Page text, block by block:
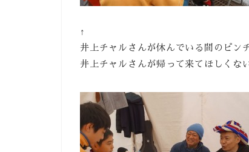
↑
井上チャルさんが休んでいる間のピン
井上チャルさんが帰って来てほしく